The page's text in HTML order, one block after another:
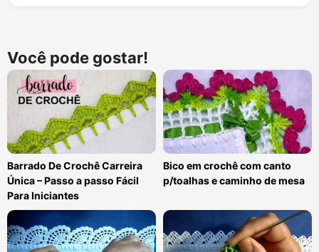
Você pode gostar!
Barrado De Crochê Carreira
Única – Passo a passo Fácil
Para Iniciantes
Bico em crochê com canto
p/toalhas e caminho de mesa